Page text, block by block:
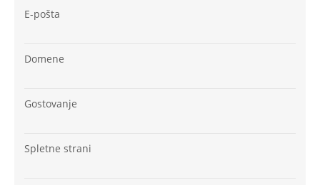
E-pošta
Domene
Gostovanje
Spletne strani